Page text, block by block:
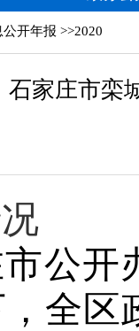
开年报 >>2020
石家庄市栾
公开
全区